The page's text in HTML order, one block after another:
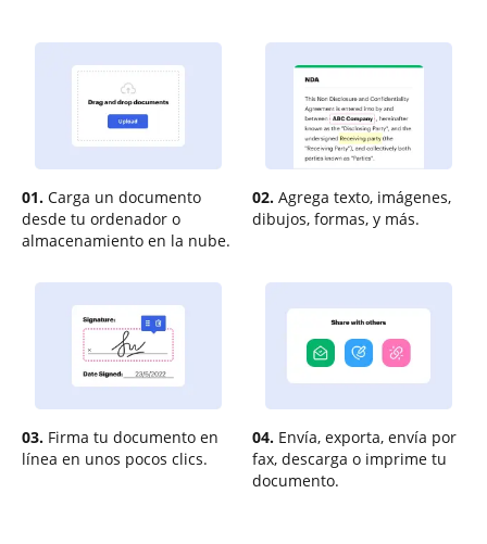
01. Carga un documento
desde tu ordenador o
almacenamiento en la nube.
02. Agrega texto, imágenes,
dibujos, formas, y más.
03. Firma tu documento en
línea en unos pocos clics.
04. Envía, exporta, envía por
fax, descarga o imprime tu
documento.